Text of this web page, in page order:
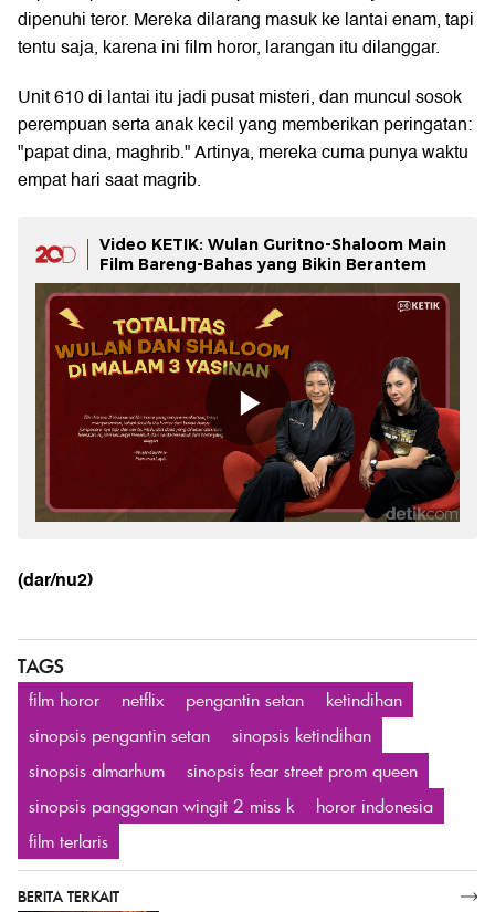
dipenuhi teror. Mereka dilarang masuk ke lantai enam, tapi
tentu saja, karena ini film horor, larangan itu dilanggar.
Unit 610 di lantai itu jadi pusat misteri, dan muncul sosok
perempuan serta anak kecil yang memberikan peringatan:
"papat dina, maghrib." Artinya, mereka cuma punya waktu
empat hari saat magrib.
Video KETIK: Wulan Guritno-Shaloom Main
Film Bareng-Bahas yang Bikin Berantem
(dar/nu2)
TAGS
film horor netflix pengantin setan
ketindihan
sinopsis pengantin setan
sinopsis ketindihan
sinopsis almarhum
sinopsis fear street prom queen
sinopsis panggonan wingit 2 miss k
horor indonesia
film terlaris
BERITA TERKAIT